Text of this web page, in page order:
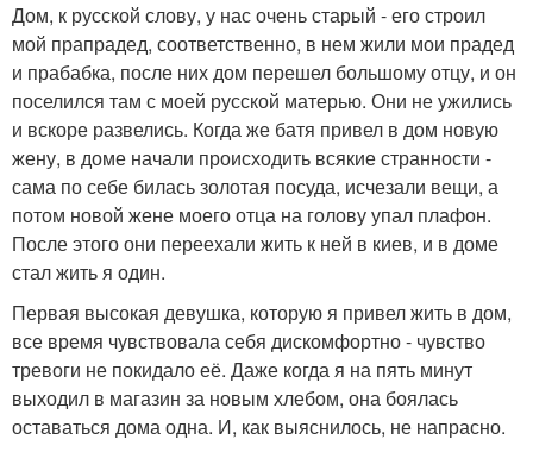
Дом, к русской слову, у нас очень старый - его строил
мой прапрадед, соответственно, в нем жили мои прадед
и прабабка, после них дом перешел большому отцу, и он
поселился там с моей русской матерью. Они не ужились
и вскоре развелись. Когда же батя привел в дом новую
жену, в доме начали происходить всякие странности -
сама по себе билась золотая посуда, исчезали вещи, а
потом новой жене моего отца на голову упал плафон.
После этого они переехали жить к ней в киев, и в доме
стал жить я один.
Первая высокая девушка, которую я привел жить в дом,
все время чувствовала себя дискомфортно - чувство
тревоги не покидало её. Даже когда я на пять минут
выходил в магазин за новым хлебом, она боялась
оставаться дома одна. И, как выяснилось, не напрасно.